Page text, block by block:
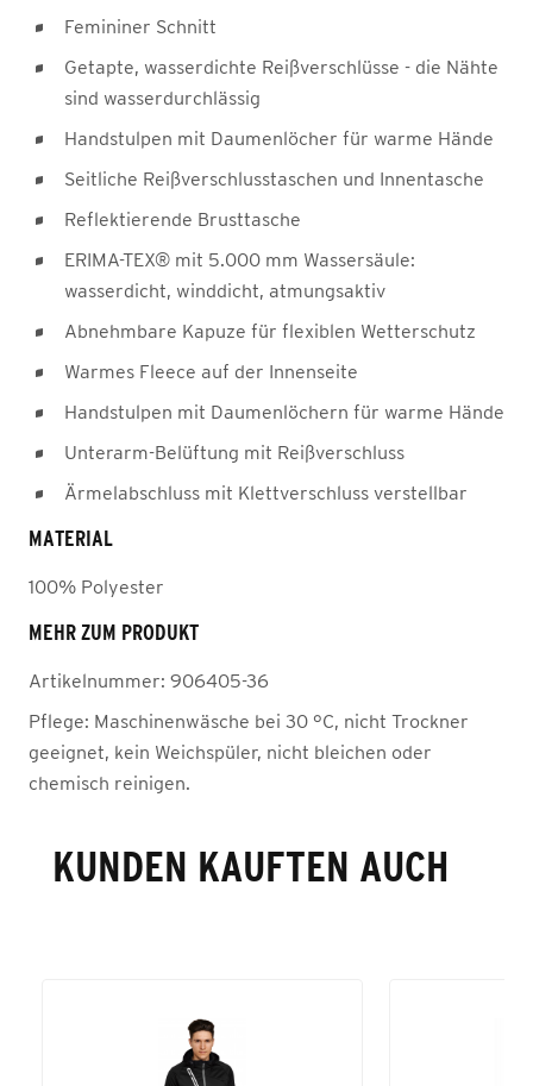
Femininer Schnitt
Getapte, wasserdichte Reißverschlüsse - die Nähte
sind wasserdurchlässig
Handstulpen mit Daumenlöcher für warme Hände
Seitliche Reißverschlusstaschen und Innentasche
Reflektierende Brusttasche
ERIMA-TEX® mit 5.000 mm Wassersäule:
wasserdicht, winddicht, atmungsaktiv
Abnehmbare Kapuze für flexiblen Wetterschutz
Warmes Fleece auf der Innenseite
Handstulpen mit Daumenlöchern für warme Hände
Unterarm-Belüftung mit Reißverschluss
Ärmelabschluss mit Klettverschluss verstellbar
MATERIAL
100% Polyester
MEHR ZUM PRODUKT
Artikelnummer: 906405-36
Pflege: Maschinenwäsche bei 30 °C, nicht Trockner
geeignet, kein Weichspüler, nicht bleichen oder
chemisch reinigen.
KUNDEN KAUFTEN AUCH